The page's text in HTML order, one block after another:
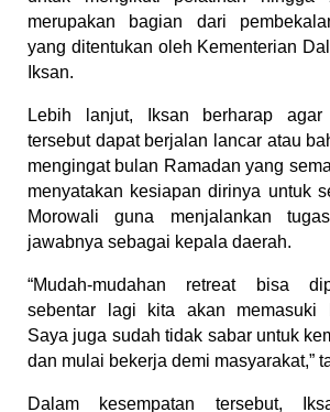
merupakan bagian dari
yang ditentukan oleh Kementerian
Iksan.
Lebih lanjut, Iksan berharap agar
tersebut dapat berjalan lancar atau
mengingat bulan Ramadan yang
menyatakan kesiapan dirinya untuk
Morowali guna menjalankan
jawabnya sebagai kepala daerah.
“Mudah-mudahan retreat bisa
sebentar lagi kita akan memasuki
Saya juga sudah tidak sabar untuk
dan mulai bekerja demi masyarakat,”
Dalam kesempatan tersebut,